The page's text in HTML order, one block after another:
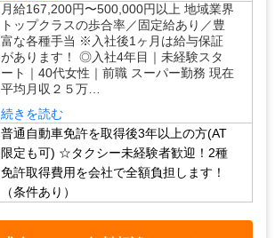
月給167,200円〜500,000円以上 地域業界
トップクラスの歩合率／固定給あり／豊
富な各種手当 ※入社後1ヶ月は給与保証
があります！ ◎入社4年目｜未経験スタ
ート｜40代女性｜前職 スーパー勤務 現在
平均月収２５万…
続きを読む
普通自動車免許を取得後3年以上の方(AT
限定も可) ☆タクシー未経験者歓迎！2種
免許取得費用を会社で全額負担します！
（条件あり）